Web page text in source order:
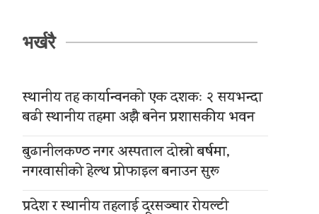
भर्खरै
स्थानीय तह कार्यान्वनको एक दशकः २ सयभन्दा
बढी स्थानीय तहमा अझै बनेन प्रशासकीय भवन
बुढानीलकण्ठ नगर अस्पताल दोस्रो बर्षमा,
नगरवासीको हेल्थ प्रोफाइल बनाउन सुरू
प्रदेश र स्थानीय तहलाई दूरसञ्चार रोयल्टी